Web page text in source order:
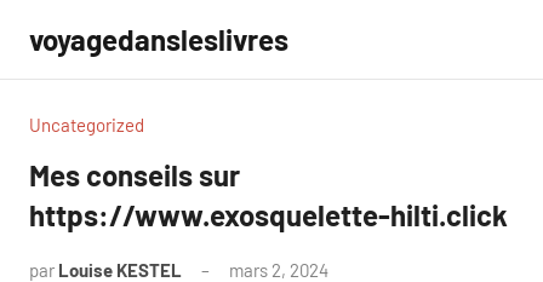
contenu
voyagedansleslivres
Uncategorized
Mes conseils sur
https://www.exosquelette-hilti.click
par Louise KESTEL mars 2, 2024